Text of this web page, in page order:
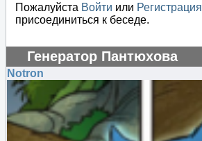
Пожалуйста Войти или Регистрация
присоединиться к беседе.
Генератор Пантюхова
Notron